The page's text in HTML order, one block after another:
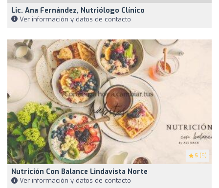
Lic. Ana Fernández, Nutriólogo Clínico
Ver información y datos de contacto
5 (5)
Nutrición Con Balance Lindavista Norte
Ver información y datos de contacto